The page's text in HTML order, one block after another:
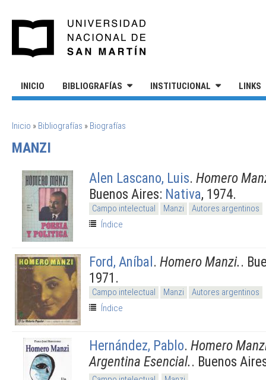
INICIO BIBLIOGRAFÍAS INSTITUCIONAL LINKS
SE ENCUENTRA USTED AQUÍ
Inicio » Bibliografías » Biografías
MANZI
Alen Lascano, Luis. Homero
Buenos Aires: Nativa, 1974.
Campo intelectual Manzi
Autores argentinos
Índice
Ford, Aníbal. Homero Manzi..
1971.
Campo intelectual Manzi
Autores argentinos
Índice
Hernández, Pablo. Homero
Argentina Esencial.. Buenos